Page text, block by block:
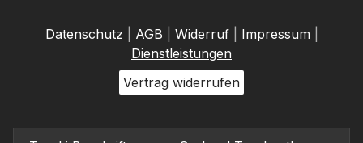
Datenschutz AGB Widerruf| Impressum
Dienstleistungen
Vertrag widerrufen